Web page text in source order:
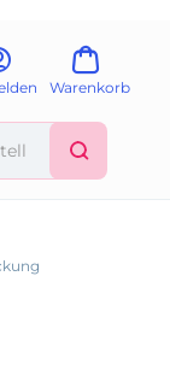
Warenkorb